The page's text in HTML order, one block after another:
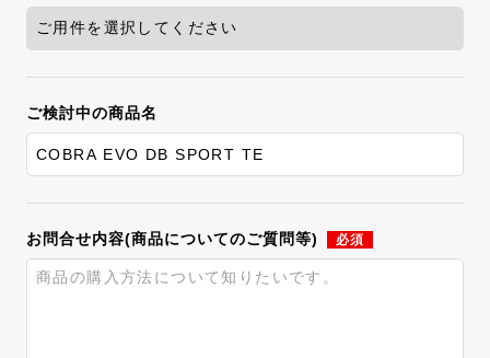
ご検討中の商品名
お問合せ内容(商品についてのご質問等) 必須